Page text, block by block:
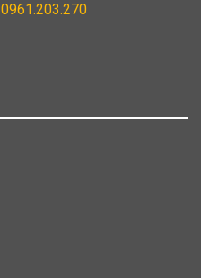
0961.203.270